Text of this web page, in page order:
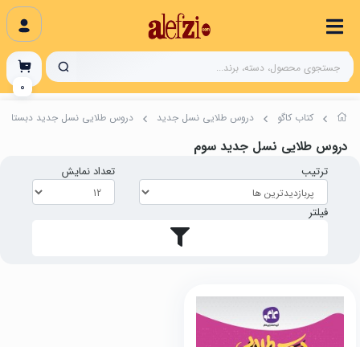
کتاب کاگو دروس طلایی نسل جدید دروس طلایی نسل جدید دبستان
دروس طلایی نسل جدید سوم
ترتیب تعداد نمایش
فیلتر
0